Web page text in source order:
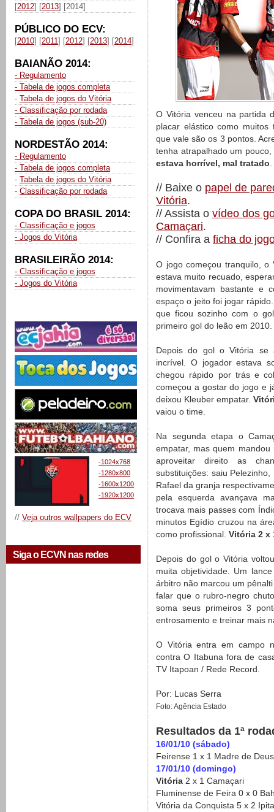
[2012] [2013] [2014]
PÚBLICO DO ECV:
[2010] [2011] [2012] [2013] [2014]
BAIANÃO 2014:
- Regulamento
- Tabela de jogos completa
- Tabela de jogos do Vitória
- Classificação por rodada
- Tabela de jogos (sub-20)
NORDESTÃO 2014:
- Regulamento
- Tabela de jogos completa
- Tabela de jogos do Vitória
- Classificação por rodada
COPA DO BRASIL 2014:
- Classificação e jogos
- Jogos do Vitória
BRASILEIRÃO 2014:
- Classificação e jogos
- Jogos do Vitória
-1024x768
-1280x800
-1600x1200
-1920x1200
// Veja outros wallpapers do ECV
Siga o ECVN nas redes
O Vitória venceu na partida
placar elástico como muitos
que vale são os 3 pontos.
tenha atrapalhado um
estava horrível, mal tratado.
// Baixe o papel de
Vitória.
// Assista o vídeo dos
Camaçari.
// Confira a ficha do
O jogo começou tranquilo, o
estava muito recuado,
movimentavam bastante e
espaço o jeito foi jogar
que ficou sozinho com o
primeiro gol do leão em 2010.
Depois do gol o Vitória se
incrível. O jogador estava
chegou rápido por trás e
começou a gostar do jogo e
deixou Kleuber empatar.
vaiou o time.
Na segunda etapa o
empatar, mas quem
aproveitar direito as
substituições: saiu
Rafael da granja
pela esquerda avançava
trocava mais passes com
minutos Egídio cruzou na
como profissional. Vitória 2 x
Depois do gol o Vitória
muita objetividade. Um
árbitro não marcou um
falar que o rubro-negro
soma seus primeiros 3
entrosamento e treinar mais
O Vitória entra em campo
contra O Itabuna fora de
TV Itapoan / Rede Record.
Por: Lucas Serra
Foto: Agência Estado
Resultados da 1ª
16/01/10 (sábado)
Feirense 1 x 1 Madre de Deus
17/01/10 (domingo)
Vitória 2 x 1 Camaçari
Fluminense de Feira 0 x 0
Vitória da Conquista 5 x 2